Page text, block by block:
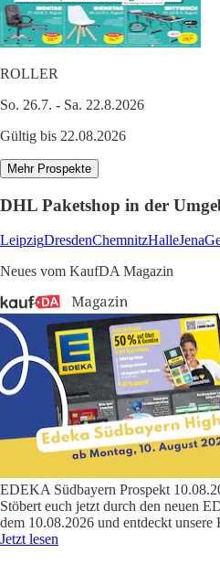
ROLLER
So. 26.7. - Sa. 22.8.2026
Gültig bis 22.08.2026
Mehr Prospekte
DHL Paketshop in der
LeipzigDresdenChemnitzHalleJena
Neues vom KaufDA Magazin
EDEKA Südbayern Prospekt
Stöbert euch jetzt durch den neuen
dem 10.08.2026 und entdeckt unsere
Jetzt lesen